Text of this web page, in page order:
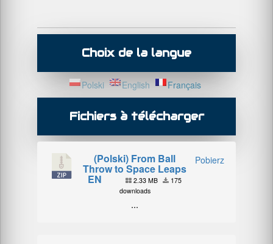
Choix de la langue
Polski English Français
Fichiers à télécharger
Pobierz
(Polski) From Ball
Throw to Space Leaps
EN 2.33 MB
175
downloads
...